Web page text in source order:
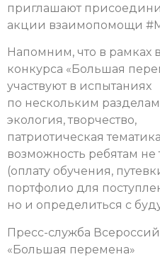
приглашают
акции взаимопомощи
Напомним, что в рамках
конкурса «Большая
участвуют в испытаниях
по нескольким
экология, творчество,
патриотическая
возможность ребятам
(оплату обучения,
портфолио для
но и определиться с
Пресс-служба
«Большая перемена»